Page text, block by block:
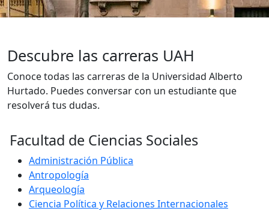
Descubre las carreras UAH
Conoce todas las carreras de la Universidad Alberto
Hurtado. Puedes conversar con un estudiante que
resolverá tus dudas.
Facultad de Ciencias Sociales
Administración Pública
Antropología
Arqueología
Ciencia Política y Relaciones Internacionales